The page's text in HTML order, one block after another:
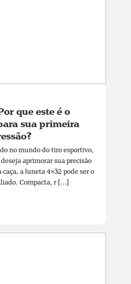
que este é o
sua primeira
no mundo do tiro esportivo,
aprimorar sua precisão
a luneta 4×32 pode ser o
Compacta, r [...]